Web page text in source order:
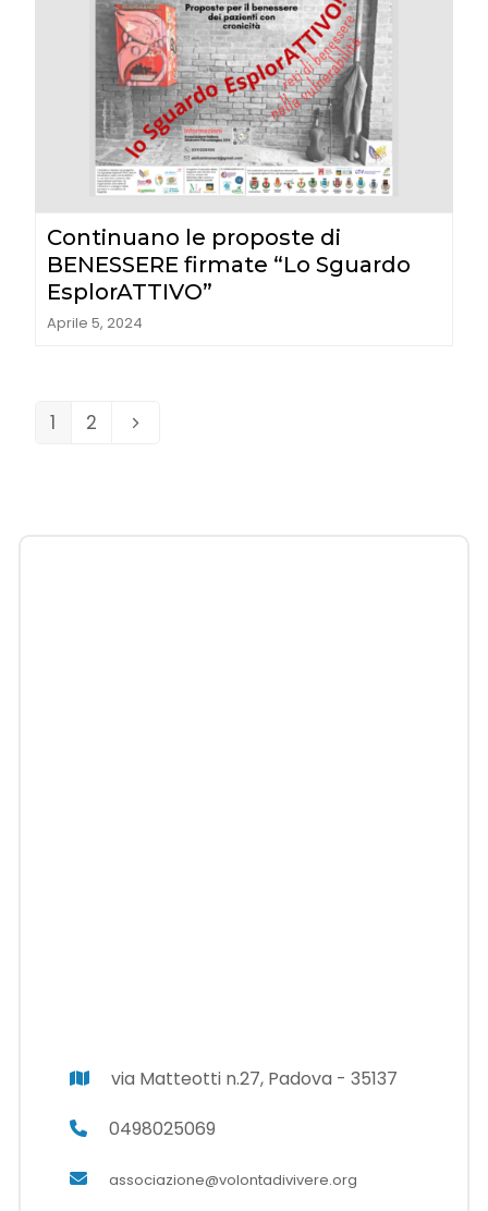
Continuano le proposte di
BENESSERE firmate “Lo Sguardo
EsplorATTIVO”
Aprile 5, 2024
Page
1 Page
2 Next
via Matteotti n.27, Padova - 35137
0498025069
associazione@volontadivivere.org